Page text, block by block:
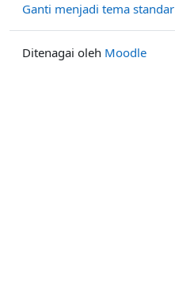
Ganti menjadi tema standar
Ditenagai oleh Moodle